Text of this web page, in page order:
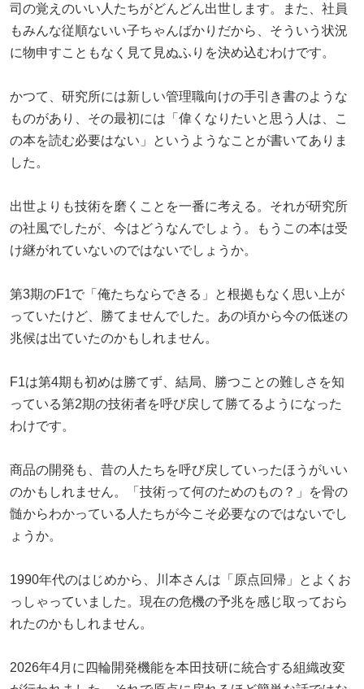
司の覚えのいい人たちがどんどん出世します。また、社員
もみんな従順ないい子ちゃんばかりだから、そういう状況
に物申すこともなく見て見ぬふりを決め込むわけです。
かつて、研究所には新しい管理職向けの手引き書のような
ものがあり、その最初には「偉くなりたいと思う人は、こ
の本を読む必要はない」というようなことが書いてありま
した。
出世よりも技術を磨くことを一番に考える。それが研究所
の社風でしたが、今はどうなんでしょう。もうこの本は受
け継がれていないのではないでしょうか。
第3期のF1で「俺たちならできる」と根拠もなく思い上が
っていたけど、勝てませんでした。あの頃から今の低迷の
兆候は出ていたのかもしれません。
F1は第4期も初めは勝てず、結局、勝つことの難しさを知
っている第2期の技術者を呼び戻して勝てるようになった
わけです。
商品の開発も、昔の人たちを呼び戻していったほうがいい
のかもしれません。「技術って何のためのもの？」を骨の
髄からわかっている人たちが今こそ必要なのではないでし
ょうか。
1990年代のはじめから、川本さんは「原点回帰」とよくお
っしゃっていました。現在の危機の予兆を感じ取っておら
れたのかもしれません。
2026年4月に四輪開発機能を本田技研に統合する組織改変